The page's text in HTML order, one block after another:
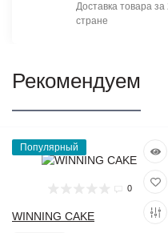
Доставка товара за
стране
Рекомендуем
Популярный
0
WINNING CAKE